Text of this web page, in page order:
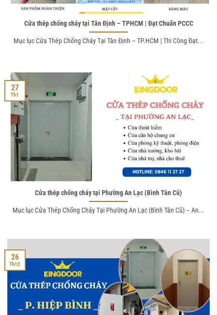
Cửa thép chống cháy tại Tân Định – TPHCM | Đạt Chuẩn PCCC
Mục lục Cửa Thép Chống Cháy Tại Tân Định – TP.HCM | Thi Công Đạt...
Cửa thép chống cháy tại Phường An Lạc (Bình Tân Cũ)
Mục lục Cửa Thép Chống Cháy Tại Phường An Lạc (Bình Tân Cũ) – An...
27
Th1
26
Th12